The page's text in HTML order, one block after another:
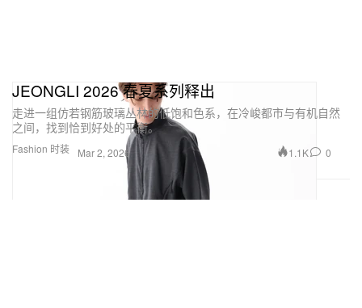
Fashion 时装
JEONGLI 2026 春夏系列释出
走进一组仿若钢筋玻璃丛林的低饱和色系，在冷峻都市与有机自然
之间，找到恰到好处的平衡。
Mar 2, 2026 1.1K 0